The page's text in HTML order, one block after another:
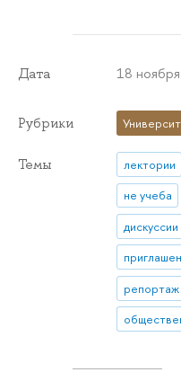
Дата 18
Рубрики
Темы лектории
не учеба
дискуссии